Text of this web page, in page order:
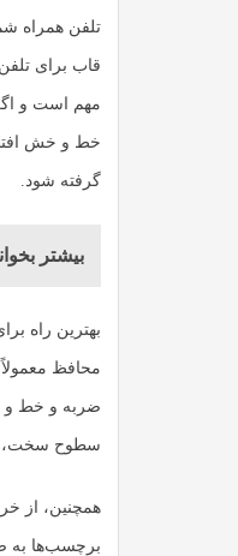
تلفن همراه
قاب برای
مهم است و
خط و خش
گرفته شود.
بیشتر
بهترین راه
محافظ معمولاً
ضربه و خط و
سطوح سخت،
همچنین، از
برچسب‌ها به